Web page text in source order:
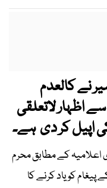
نے کالعدم
اظہار لاتعلقی
اپیل کر دی ہے۔
اعلامیہ کے مطابق محرم
پیغام کو یاد کرنے کا